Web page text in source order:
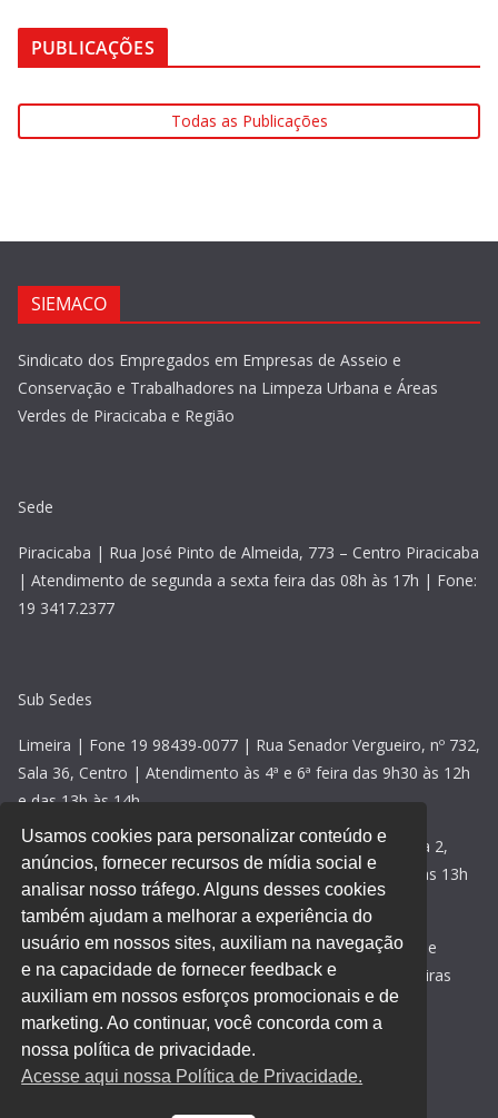
PUBLICAÇÕES
Todas as Publicações
SIEMACO
Sindicato dos Empregados em Empresas de Asseio e
Conservação e Trabalhadores na Limpeza Urbana e Áreas
Verdes de Piracicaba e Região
Sede
Piracicaba | Rua José Pinto de Almeida, 773 – Centro Piracicaba
| Atendimento de segunda a sexta feira das 08h às 17h | Fone:
19 3417.2377
Sub Sedes
Limeira | Fone 19 98439-0077 | Rua Senador Vergueiro, nº 732,
Sala 36, Centro | Atendimento às 4ª e 6ª feira das 9h30 às 12h
e das 13h às 14h
Rio Claro | Fone 19 98439-0077 | Avenida 2, nº 118, sala 2,
Centro | Atendimento às 5ª feiras das 09h30 às 12h e das 13h
às 14h30
Santa Bárbara d’Oeste | Fone 19 98439-0077 | Rua 15 de
novembro, nº 469, sala 2, Centro | Atendimento às 3ª feiras
das 9h30 às 12h e das 13h às 15h
Acesse aqui nossa política de privacidade
Usamos cookies para personalizar conteúdo e
anúncios, fornecer recursos de mídia social e
analisar nosso tráfego. Alguns desses cookies
também ajudam a melhorar a experiência do
usuário em nossos sites, auxiliam na navegação
e na capacidade de fornecer feedback e
auxiliam em nossos esforços promocionais e de
marketing. Ao continuar, você concorda com a
nossa política de privacidade.
Acesse aqui nossa Política de Privacidade.